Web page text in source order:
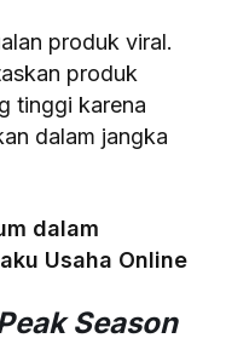
produk viral.
produk
tinggi karena
dalam jangka
dalam
Usaha Online
Season